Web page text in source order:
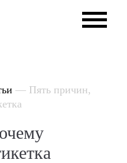
— Пять причин,